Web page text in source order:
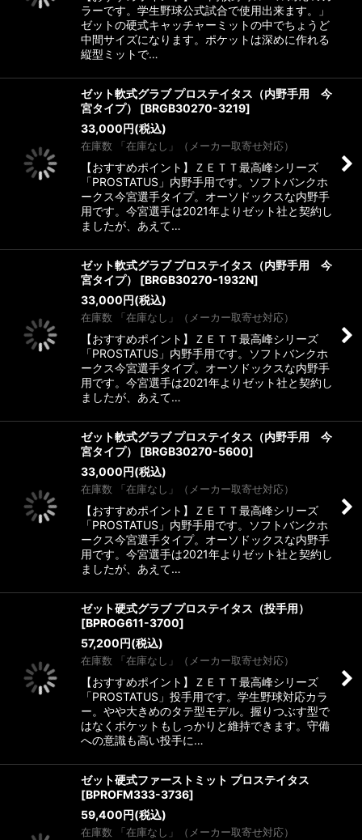
ラーです。学生野球公式試合で使用出来ます。」
ゼットの硬式キャッチャーミットの中でちょうど
中間サイズになります。ポケットは深めに作れる
縦型ミットで…
ゼット軟式グラブ プロステイタス（内野手用 今
宮タイプ）
[BRGB30270-3219]
33,000円(税込)
在庫数 「在庫なし」（メーカー取寄せ対応）
【おすすめポイント】ＺＥＴＴ最高峰シリーズ
「PROSTATUS」内野手用です。ソフトバンクホ
ークス今宮選手タイプ。オーソドックスな内野手
用です。今宮選手は2021年よりゼット社と契約し
ましたが、あえて…
ゼット軟式グラブ プロステイタス（内野手用 今
宮タイプ）
[BRGB30270-1932N]
33,000円(税込)
在庫数 「在庫なし」（メーカー取寄せ対応）
【おすすめポイント】ＺＥＴＴ最高峰シリーズ
「PROSTATUS」内野手用です。ソフトバンクホ
ークス今宮選手タイプ。オーソドックスな内野手
用です。今宮選手は2021年よりゼット社と契約し
ましたが、あえて…
ゼット軟式グラブ プロステイタス（内野手用 今
宮タイプ）
[BRGB30270-5600]
33,000円(税込)
在庫数 「在庫なし」（メーカー取寄せ対応）
【おすすめポイント】ＺＥＴＴ最高峰シリーズ
「PROSTATUS」内野手用です。ソフトバンクホ
ークス今宮選手タイプ。オーソドックスな内野手
用です。今宮選手は2021年よりゼット社と契約し
ましたが、あえて…
ゼット硬式グラブ プロステイタス（投手用）
[BPROG611-3700]
57,200円(税込)
在庫数 「在庫なし」（メーカー取寄せ対応）
【おすすめポイント】ＺＥＴＴ最高峰シリーズ
「PROSTATUS」投手用です。学生野球対応カラ
ー。やや大きめのタテ型モデル。握りつぶす型で
はなくポケットもしっかりと維持できます。守備
への意識も高い投手に…
ゼット硬式ファーストミット プロステイタス
[BPROFM333-3736]
59,400円(税込)
在庫数 「在庫なし」（メーカー取寄せ対応）